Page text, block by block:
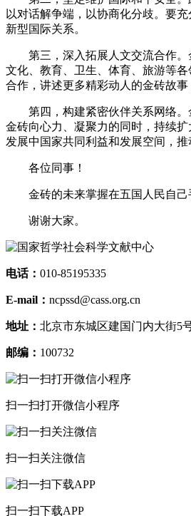
以对话解争端，以协商化分歧。要
新型国际关系。
第三，深入拓展人文交流合作。
文化、教育、卫生、体育、旅游等
合作，讲述更多精彩动人的金砖故
第四，构建紧密伙伴关系网络。
金砖向心力、凝聚力的同时，持续
发展中国家共同利益和发展空间，
各位同事！
金砖的未来掌握在五国人民自己
谢谢大家。
电话： 010-85195335
E-mail： ncpssd@cass.org.cn
地址： 北京市东城区建国门内大街5
邮编： 100732
扫一扫打开微信小程序
扫一扫关注微信
扫一扫下载APP